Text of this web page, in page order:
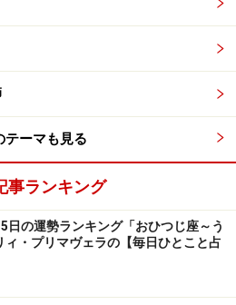
テーマも見る
事ランキング
日の運勢ランキング「おひつじ座～う
ィ・プリマヴェラの【毎日ひとこと占